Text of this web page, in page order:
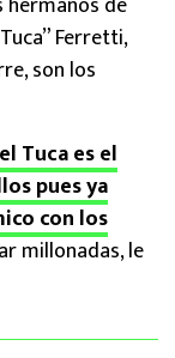
Ferretti,
son los
el Tuca es el
pues ya
con los
millonadas, le